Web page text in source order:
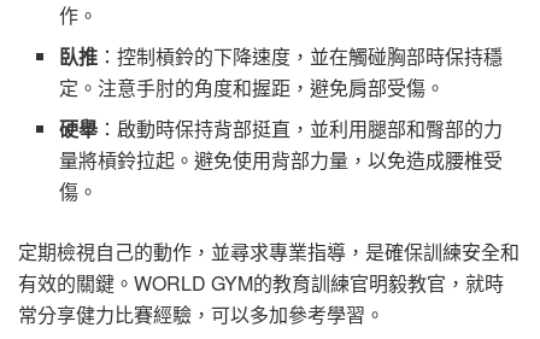
作。
臥推 ：控制槓鈴的下降速度，並在觸碰胸部時保持穩
定。注意手肘的角度和握距，避免肩部受傷。
硬舉：啟動時保持背部挺直，並利用腿部和臀部的力
量將槓鈴拉起。避免使用背部力量，以免造成腰椎受
傷。
定期檢視自己的動作，並尋求專業指導，是確保訓練安全和
有效的關鍵。WORLD GYM的教育訓練官明毅教官，就時
常分享健力比賽經驗，可以多加參考學習。